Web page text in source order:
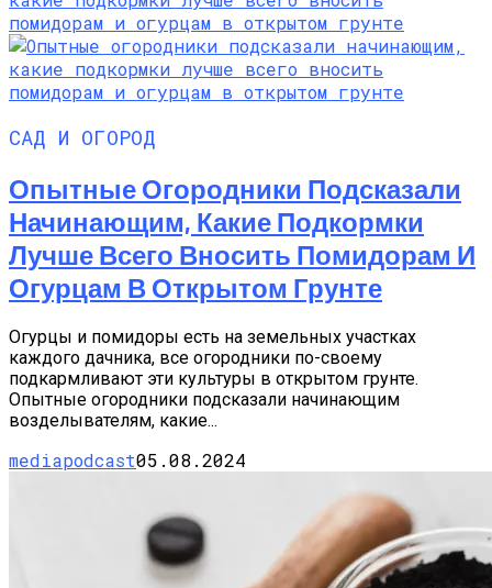
САД И ОГОРОД
Опытные Огородники Подсказали
Начинающим, Какие Подкормки
Лучше Всего Вносить Помидорам И
Огурцам В Открытом Грунте
Огурцы и помидоры есть на земельных участках
каждого дачника, все огородники по-своему
подкармливают эти культуры в открытом грунте.
Опытные огородники подсказали начинающим
возделывателям, какие...
mediapodcast05.08.2024